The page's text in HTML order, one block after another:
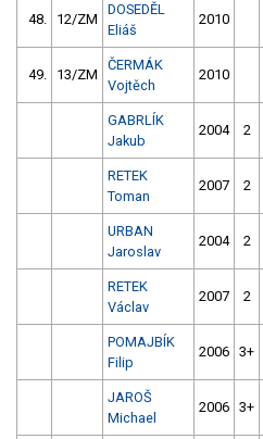
48. 12/ZM
DOSEDĚL
Eliáš
2010
49. 13/ZM
ČERMÁK
Vojtěch
2010
GABRLÍK
Jakub
2004 2
RETEK
Toman
2007 2
URBAN
Jaroslav
2004 2
RETEK
Václav
2007 2
POMAJBÍK
Filip
2006 3+
JAROŠ
Michael
2006 3+